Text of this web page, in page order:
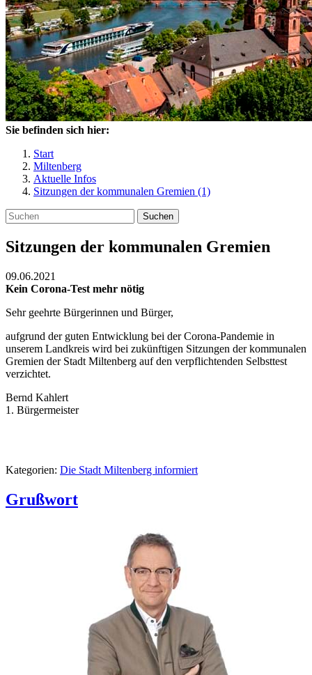
Sie befinden sich hier:
Start
Miltenberg
Aktuelle Infos
Sitzungen der kommunalen Gremien (1)
Suchen
Sitzungen der kommunalen Gremien
09.06.2021
Kein Corona-Test mehr nötig
Sehr geehrte Bürgerinnen und Bürger,
aufgrund der guten Entwicklung bei der Corona-Pandemie in
unserem Landkreis wird bei zukünftigen Sitzungen der kommunalen
Gremien der Stadt Miltenberg auf den verpflichtenden Selbsttest
verzichtet.
Bernd Kahlert
1. Bürgermeister
Kategorien: Die Stadt Miltenberg informiert
Grußwort